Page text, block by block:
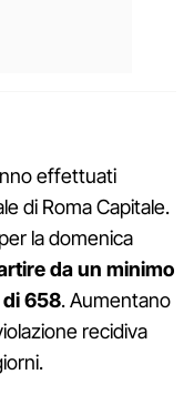
effettuati
di Roma Capitale.
la domenica
da un minimo
di 658. Aumentano
recidiva